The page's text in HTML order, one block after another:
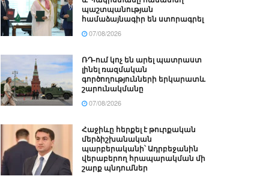
պաշտպանության
համաձայնագիր են ստորագրել
07/08/2026
ՌԴ-ում կոչ են արել պատրաստ
լինել ռազմական
գործողությունների երկարատև
շարունակմանը
07/08/2026
Հաջիևը հերքել է թուրքական
մերձիշխանական
պարբերականի՝ Ադրբեջանին
վերաբերող հրապարակման մի
շարք պնդումներ